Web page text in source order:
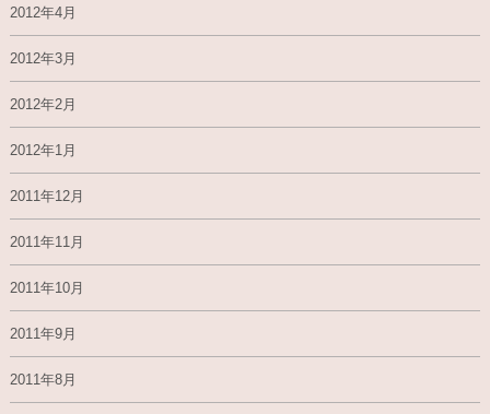
2012年4月
2012年3月
2012年2月
2012年1月
2011年12月
2011年11月
2011年10月
2011年9月
2011年8月